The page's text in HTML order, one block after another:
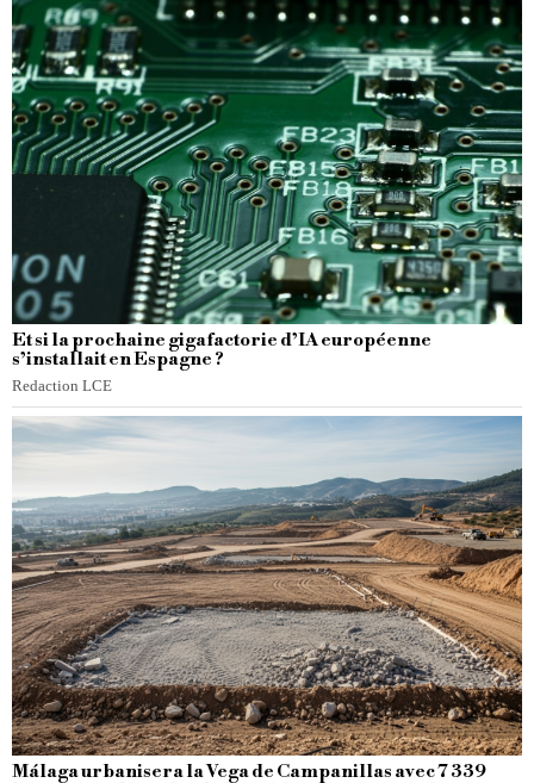
Et si la prochaine gigafactorie d’IA européenne
s’installait en Espagne ?
Redaction LCE
Málaga urbanisera la Vega de Campanillas avec 7 339